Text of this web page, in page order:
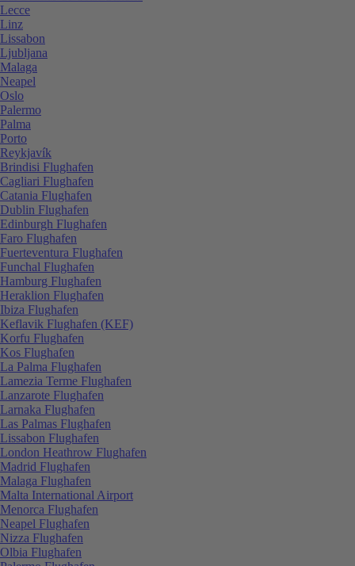
Lecce
Linz
Lissabon
Ljubljana
Malaga
Neapel
Oslo
Palermo
Palma
Porto
Reykjavík
Brindisi Flughafen
Cagliari Flughafen
Catania Flughafen
Dublin Flughafen
Edinburgh Flughafen
Faro Flughafen
Fuerteventura Flughafen
Funchal Flughafen
Hamburg Flughafen
Heraklion Flughafen
Ibiza Flughafen
Keflavik Flughafen (KEF)
Korfu Flughafen
Kos Flughafen
La Palma Flughafen
Lamezia Terme Flughafen
Lanzarote Flughafen
Larnaka Flughafen
Las Palmas Flughafen
Lissabon Flughafen
London Heathrow Flughafen
Madrid Flughafen
Malaga Flughafen
Malta International Airport
Menorca Flughafen
Neapel Flughafen
Nizza Flughafen
Olbia Flughafen